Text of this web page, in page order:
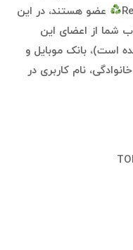
عضو هستند، در این
شما از اعضای این
است)، بانک موبایل و
نام کاربری در